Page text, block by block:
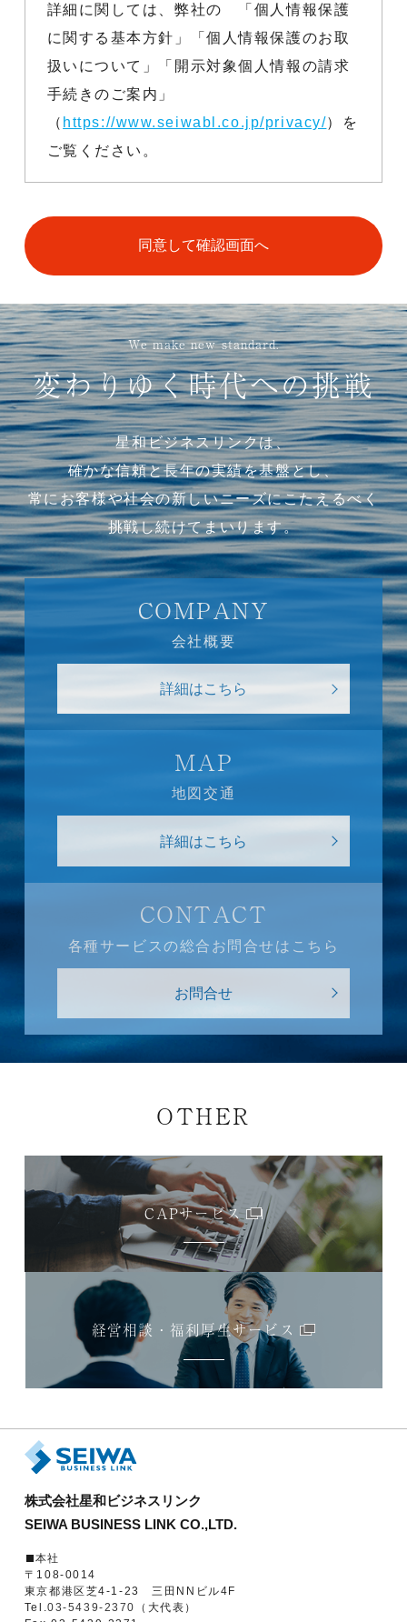
詳細に関しては、弊社の 「個人情報保護
に関する基本方針」「個人情報保護のお取
扱いについて」「開示対象個人情報の請求
手続きのご案内」
（ https://www.seiwabl.co.jp/privacy/）を
ご覧ください。
We make new standard.
変わりゆく時代への挑戦
星和ビジネスリンクは、
確かな信頼と長年の実績を基盤とし、
常にお客様や社会の新しいニーズにこたえるべく
挑戦し続けてまいります。
COMPANY
会社概要
詳細はこちら
MAP
地図交通
詳細はこちら
CONTACT
各種サービスの総合お問合せはこちら
お問合せ
OTHER
CAPサービス
経営相談・福利厚生サービス
株式会社星和ビジネスリンク
SEIWA BUSINESS LINK CO.,LTD.
本社
〒108-0014
東京都港区芝4-1-23 三田NNビル4F
Tel.03-5439-2370
（大代表）